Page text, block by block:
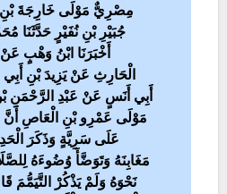
مِصْرِيٌّ مَوْلَى خَارِجَةَ بْنِ
جُبَيْرِ بْنِ نُفَيْرٍ حَدَّثَنَا
أَخْبَرَنَا ابْنُ وَهْبٍ
الْحَارِثِ عَنْ يَزِيدَ بْنِ
أَبِي أَنَسٍ عَنْ عَبْدِ الرَّحْمَنِ
مَوْلَى عَمْرِو بْنِ الْعَاصِ
عَلَى سَرِيَّةٍ وَذَكَرَ
مَغَابِنَهُ وَتَوَضَّأَ وُضُوءَهُ
نَحْوَهُ وَلَمْ يَذْكُرْ التَّيَمُّمَ